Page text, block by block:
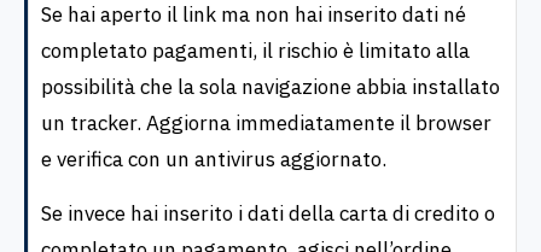
Se hai aperto il link ma non hai inserito dati né
completato pagamenti, il rischio è limitato alla
possibilità che la sola navigazione abbia installato
un tracker. Aggiorna immediatamente il browser
e verifica con un antivirus aggiornato.
Se invece hai inserito i dati della carta di credito o